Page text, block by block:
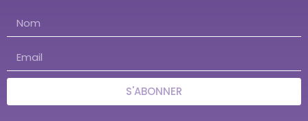
S'ABONNER